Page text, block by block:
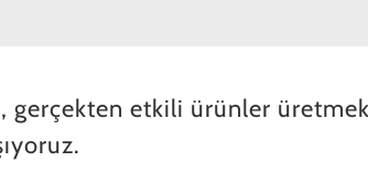
gerçekten etkili ürünler